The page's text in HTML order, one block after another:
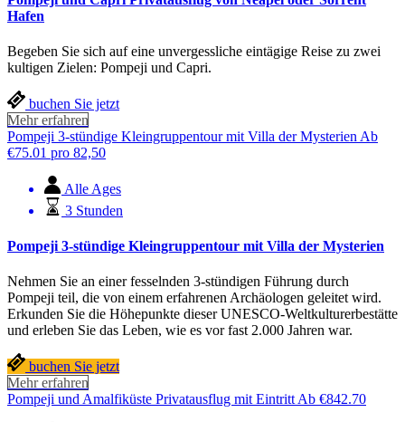
Hafen
Begeben Sie sich auf eine unvergessliche eintägige Reise zu zwei
kultigen Zielen: Pompeji und Capri.
buchen Sie jetzt
Mehr erfahren
Pompeji 3-stündige Kleingruppentour mit Villa der Mysterien Ab
€75.01 pro 82,50
Alle Ages
3 Stunden
Pompeji 3-stündige Kleingruppentour mit Villa der Mysterien
Nehmen Sie an einer fesselnden 3-stündigen Führung durch
Pompeji teil, die von einem erfahrenen Archäologen geleitet wird.
Erkunden Sie die Höhepunkte dieser UNESCO-Weltkulturerbestätte
und erleben Sie das Leben, wie es vor fast 2.000 Jahren war.
buchen Sie jetzt
Mehr erfahren
Pompeji und Amalfiküste Privatausflug mit Eintritt Ab €842.70